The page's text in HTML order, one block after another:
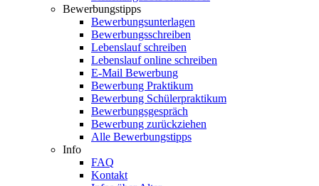
Bewerbungstipps
Bewerbungsunterlagen
Bewerbungsschreiben
Lebenslauf schreiben
Lebenslauf online schreiben
E-Mail Bewerbung
Bewerbung Praktikum
Bewerbung Schülerpraktikum
Bewerbungsgespräch
Bewerbung zurückziehen
Alle Bewerbungstipps
Info
FAQ
Kontakt